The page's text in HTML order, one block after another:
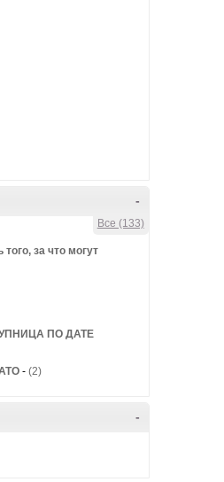
-
Все (133)
за что могут
ПО ДАТЕ
- (2)
-